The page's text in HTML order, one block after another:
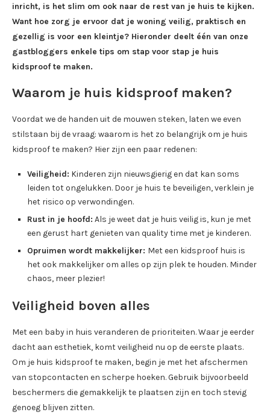
inricht, is het slim om ook naar de rest van je huis te kijken.
Want hoe zorg je ervoor dat je woning veilig, praktisch en
gezellig is voor een kleintje? Hieronder deelt één van onze
gastbloggers enkele tips om stap voor stap je huis
kidsproof te maken.
Waarom je huis kidsproof maken?
Voordat we de handen uit de mouwen steken, laten we even
stilstaan bij de vraag: waarom is het zo belangrijk om je huis
kidsproof te maken? Hier zijn een paar redenen:
Veiligheid: Kinderen zijn nieuwsgierig en dat kan soms
leiden tot ongelukken. Door je huis te beveiligen, verklein je
het risico op verwondingen.
Rust in je hoofd: Als je weet dat je huis veilig is, kun je met
een gerust hart genieten van quality time met je kinderen.
Opruimen wordt makkelijker: Met een kidsproof huis is
het ook makkelijker om alles op zijn plek te houden. Minder
chaos, meer plezier!
Veiligheid boven alles
Met een baby in huis veranderen de prioriteiten. Waar je eerder
dacht aan esthetiek, komt veiligheid nu op de eerste plaats.
Om je huis kidsproof te maken, begin je met het afschermen
van stopcontacten en scherpe hoeken. Gebruik bijvoorbeeld
beschermers die gemakkelijk te plaatsen zijn en toch stevig
genoeg blijven zitten.